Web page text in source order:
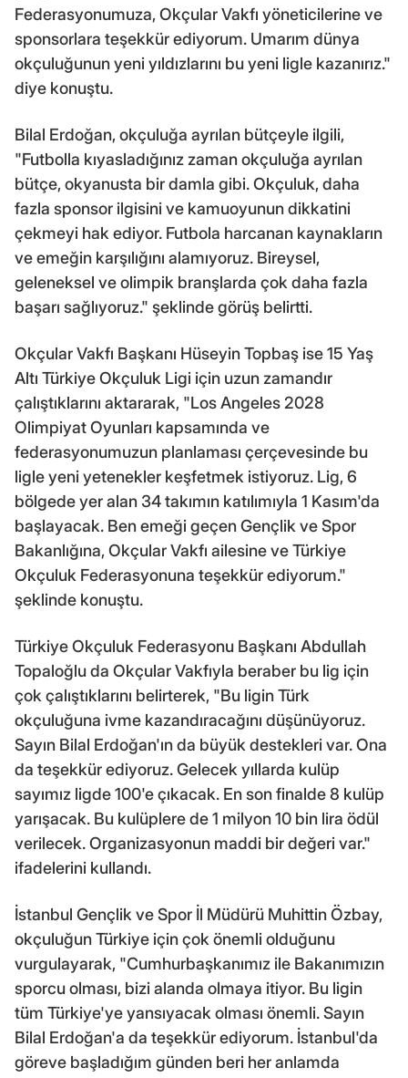
Federasyonumuza, Okçular Vakfı yöneticilerine ve
sponsorlara teşekkür ediyorum. Umarım dünya
okçuluğunun yeni yıldızlarını bu yeni ligle kazanırız."
diye konuştu.
Bilal Erdoğan, okçuluğa ayrılan bütçeyle ilgili,
"Futbolla kıyasladığınız zaman okçuluğa ayrılan
bütçe, okyanusta bir damla gibi. Okçuluk, daha
fazla sponsor ilgisini ve kamuoyunun dikkatini
çekmeyi hak ediyor. Futbola harcanan kaynakların
ve emeğin karşılığını alamıyoruz. Bireysel,
geleneksel ve olimpik branşlarda çok daha fazla
başarı sağlıyoruz." şeklinde görüş belirtti.
Okçular Vakfı Başkanı Hüseyin Topbaş ise 15 Yaş
Altı Türkiye Okçuluk Ligi için uzun zamandır
çalıştıklarını aktararak, "Los Angeles 2028
Olimpiyat Oyunları kapsamında ve
federasyonumuzun planlaması çerçevesinde bu
ligle yeni yetenekler keşfetmek istiyoruz. Lig, 6
bölgede yer alan 34 takımın katılımıyla 1 Kasım'da
başlayacak. Ben emeği geçen Gençlik ve Spor
Bakanlığına, Okçular Vakfı ailesine ve Türkiye
Okçuluk Federasyonuna teşekkür ediyorum."
şeklinde konuştu.
Türkiye Okçuluk Federasyonu Başkanı Abdullah
Topaloğlu da Okçular Vakfıyla beraber bu lig için
çok çalıştıklarını belirterek, "Bu ligin Türk
okçuluğuna ivme kazandıracağını düşünüyoruz.
Sayın Bilal Erdoğan'ın da büyük destekleri var. Ona
da teşekkür ediyoruz. Gelecek yıllarda kulüp
sayımız ligde 100'e çıkacak. En son finalde 8 kulüp
yarışacak. Bu kulüplere de 1 milyon 10 bin lira ödül
verilecek. Organizasyonun maddi bir değeri var."
ifadelerini kullandı.
İstanbul Gençlik ve Spor İl Müdürü Muhittin Özbay,
okçuluğun Türkiye için çok önemli olduğunu
vurgulayarak, "Cumhurbaşkanımız ile Bakanımızın
sporcu olması, bizi alanda olmaya itiyor. Bu ligin
tüm Türkiye'ye yansıyacak olması önemli. Sayın
Bilal Erdoğan'a da teşekkür ediyorum. İstanbul'da
göreve başladığım günden beri her anlamda